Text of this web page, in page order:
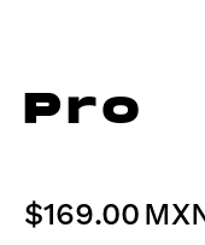
Pro
$169.00